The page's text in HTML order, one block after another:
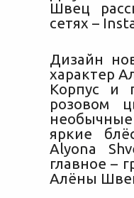
Швец
сетях –
Дизайн
характер
Корпус и
розовом
яркие
Alyona
главное –
Алёны